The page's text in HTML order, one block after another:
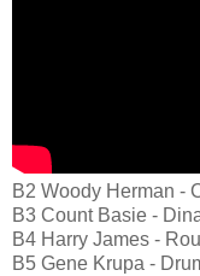
B2 Woody Herman -
B3 Count Basie -
B4 Harry James -
B5 Gene Krupa -